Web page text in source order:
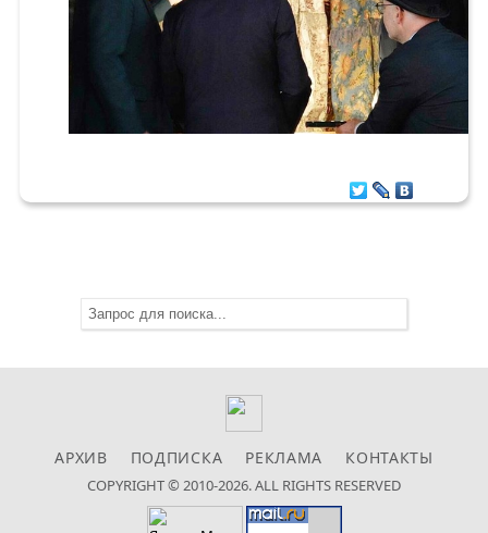
АРХИВ ПОДПИСКА РЕКЛАМА КОНТАКТЫ
COPYRIGHT © 2010-2026. ALL RIGHTS RESERVED